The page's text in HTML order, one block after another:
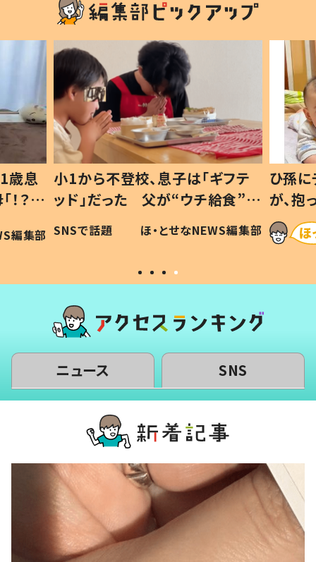
歳息
？」
編集部
小1から不登校、息子は「ギフテ
ッド」だった 父が“ウチ給食”を
作り続ける理由とは #令和の親
#令和の子
SNSで話題 ほ・とせなNEWS編集部
ひ孫
が、
「涙が
い」
ニュース SNS